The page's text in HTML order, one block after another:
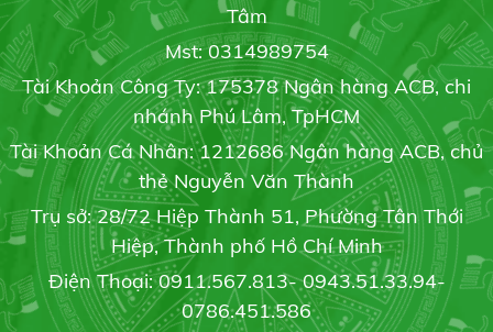
GẠO ST24
Liên hệ
Gạo St21
Liên hệ
Giải pháp tối ưu phòng trừ bệnh cháy bìa lá
19/05/2020
Trồng dưa lưới trong nhà: Hiệu quả bất ngời
19/05/2020
Tâm
Mst: 0314989754
Tài Khoản Công Ty: 175378 Ngân hàng ACB, chi
nhánh Phú Lâm, TpHCM
Tài Khoản Cá Nhân: 1212686 Ngân hàng ACB, chủ
thẻ Nguyễn Văn Thành
Trụ sở: 28/72 Hiệp Thành 51, Phường Tân Thới
Hiệp, Thành phố Hồ Chí Minh
Điện Thoại: 0911.567.813- 0943.51.33.94-
0786.451.586